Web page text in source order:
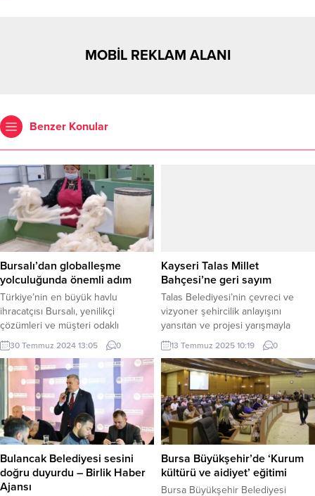
MOBİL REKLAM ALANI
Benzer Konular
Bursalı’dan globalleşme
yolculuğunda önemli adım
Türkiye’nin en büyük havlu
ihracatçısı Bursalı, yenilikçi
çözümleri ve müşteri odaklı
yaklaşımıyla global büyüme
yolculuğuna devam ederken,
gelecek vizyonunu da yeni iş
modelleri çerçevesinde
şekillendiriyor. Çevik işletme
anlayışıyla, dünyadaki değişen
koşullara hızlı uyum sağlayan
Bursalı, sürdürülebilirlik hedefleri
doğrultusunda yeni bir iş modeline
geçti. BURSA (İGFA) – Türkiye’nin
en büyük havlu ihracatçısı...
30 Temmuz 2024 13:05 0
Kayseri Talas Millet
Bahçesi’ne geri sayım
Talas Belediyesi’nin çevreci ve
vizyoner şehircilik anlayışını
yansıtan ve projesi yarışmayla
belirlenen Türkiye’nin ilk ve tek
millet bahçesi olma özelliğini
taşıyan Talas Millet Bahçesi, 18
Temmuz Cuma günü düzenlenecek
törenle hizmete açılıyor. 100 bin
metrekarelik alan üzerine kurulu bu
dev proje, Kayseri’ye nefes, Talas’a
yeni bir yaşam standardı getiriyor.
KAYSERİ...
13 Temmuz 2025 10:19 0
Bulancak Belediyesi sesini
doğru duyurdu – Birlik Haber
Ajansı
Bursa Büyükşehir’de ‘Kurum
kültürü ve aidiyet’ eğitimi
Bursa Büyükşehir Belediyesi